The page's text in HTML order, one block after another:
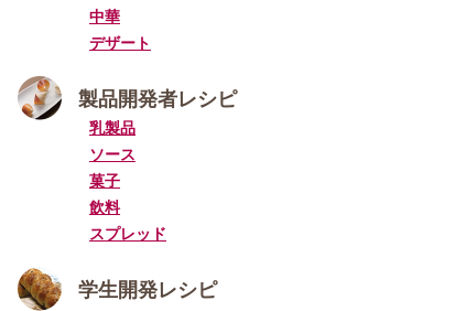
中華
デザート
製品開発者レシピ
乳製品
ソース
菓子
飲料
スプレッド
学生開発レシピ